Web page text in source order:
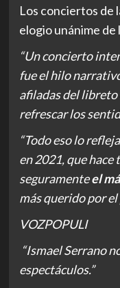
Los conciertos de
elogio unánime
“Un concierto
fue el hilo
afiladas del libreto
refrescar los
“Todo eso lo
en 2021, que
seguramenteel
más querido por el
VOZPOPULI
“Ismael Serrano
espectáculos.”